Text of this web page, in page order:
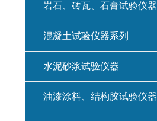
岩石、砖瓦、石膏试验仪器
混凝土试验仪器系列
水泥砂浆试验仪器
油漆涂料、结构胶试验仪器